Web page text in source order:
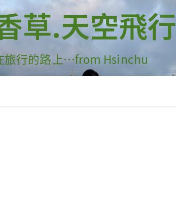
草.天空飛行
旅行的路上…from Hsinchu